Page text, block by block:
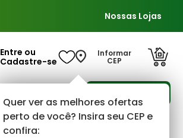
Nossas Lojas
Entre ou
Cadastre-se
Informar
CEP
Quer ver as melhores ofertas
perto de você? Insira seu CEP e
confira: